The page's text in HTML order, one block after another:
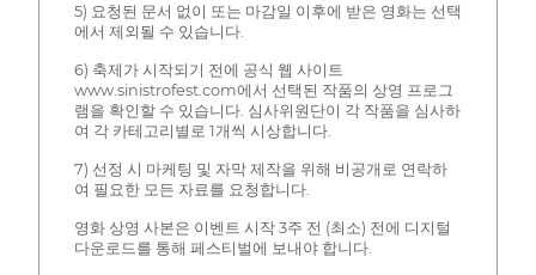
5) 요청된 문서 없이 또는 마감일 이후에 받은 영화는 선택
에서 제외될 수 있습니다.
6) 축제가 시작되기 전에 공식 웹 사이트
www.sinistrofest.com에서 선택된 작품의 상영 프로그
램을 확인할 수 있습니다. 심사위원단이 각 작품을 심사하
여 각 카테고리별로 1개씩 시상합니다.
7) 선정 시 마케팅 및 자막 제작을 위해 비공개로 연락하
여 필요한 모든 자료를 요청합니다.
영화 상영 사본은 이벤트 시작 3주 전 (최소) 전에 디지털
다운로드를 통해 페스티벌에 보내야 합니다.